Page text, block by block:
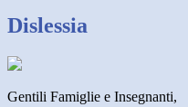
Dislessia
Gentili Famiglie e Insegnanti,